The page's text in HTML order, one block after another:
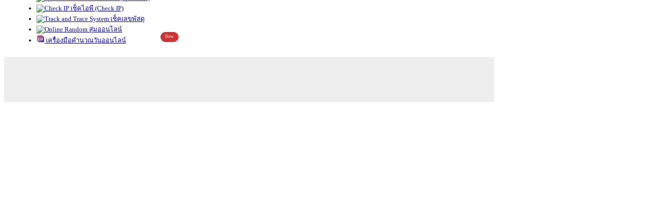
เช็คไอพี (Check IP)
เช็คเลขพัสดุ
สุ่มออนไลน์
เครื่องมือคำนวณวันออนไลน์
New